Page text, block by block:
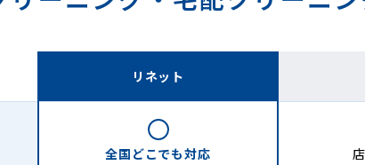
リネット
全国どこでも対応